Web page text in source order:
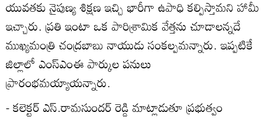
యువతకు నైపుణ్య శిక్షణ ఇచ్చి భారీగా ఉపాధి కల్పిస్తామని హామీ
ఇచ్చారు. ప్రతి ఇంటా ఒక పారిశ్రామిక వేత్తను చూడాలన్నదే
ముఖ్యమంత్రి చంద్రబాబు నాయుడు సంకల్పమన్నారు. ఇప్పటికే
జిల్లాలో ఎంస్‌ఎంఈ పార్కుల పనులు
ప్రారంభమయ్యాయన్నారు.
- కలెక్టర్‌ ఎస్‌.రామసుందర్‌ రెడ్డి మాట్లాడుతూ ప్రభుత్వం